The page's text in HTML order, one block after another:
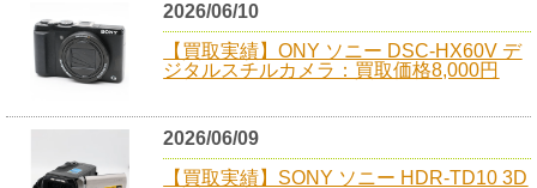
2026/06/10
【買取実績】ONY ソニー DSC-HX60V デ
ジタルスチルカメラ：買取価格8,000円
2026/06/09
【買取実績】SONY ソニー HDR-TD10 3D